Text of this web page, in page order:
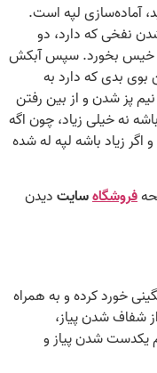
آماده‌سازی لپه است.
نفخی که دارد، دو
خیس بخورد. سپس آبکش
بوی بدی که دارد به
پز شدن و از بین رفتن
نه خیلی زیاد، چون اگه
اگر زیاد باشه لپه له شده
فروشگاهسایتدیدن
خورد کرده و به‌ همراه
شفاف شدن پیاز،
یکدست شدن پیاز و